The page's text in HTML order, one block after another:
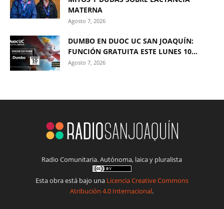
MATERNA
Agosto 7, 2026
DUMBO EN DUOC UC SAN JOAQUÍN:
FUNCIÓN GRATUITA ESTE LUNES 10...
Agosto 7, 2026
Radio Comunitaria. Autónoma, laica y pluralista
Esta obra está bajo una Licencia Creative Commons
Atribución 4.0 Internacional.